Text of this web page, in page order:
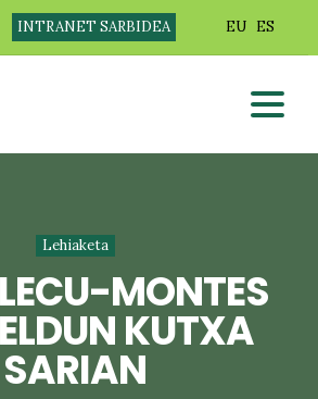
INTRANET SARBIDEA EU ES
Lehiaketa
MONTES
KUTXA
SARIAN